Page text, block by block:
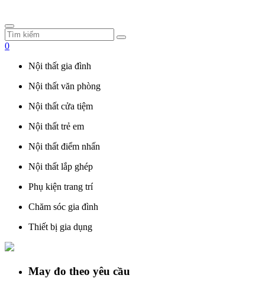
0
Nội thất gia đình
Nội thất văn phòng
Nội thất cửa tiệm
Nội thất trẻ em
Nội thất điểm nhấn
Nội thất lắp ghép
Phụ kiện trang trí
Chăm sóc gia đình
Thiết bị gia dụng
May đo theo yêu cầu